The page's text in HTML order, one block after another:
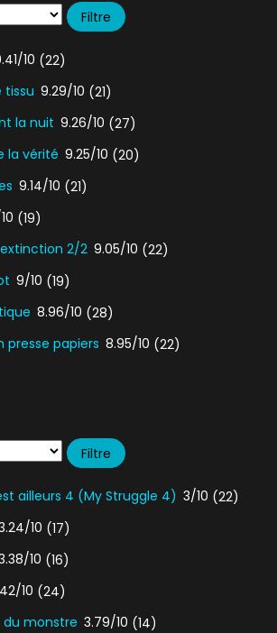
10 (22)
tissu 9.29/10 (21)
la nuit 9.26/10 (27)
la vérité 9.25/10 (20)
9.14/10 (21)
(19)
2/2 9.05/10 (22)
9/10 (19)
8.96/10 (28)
presse papiers 8.95/10 (22)
est ailleurs 4 (My Struggle 4) 3/10 (22)
10 (17)
10 (16)
10 (24)
du monstre 3.79/10 (14)